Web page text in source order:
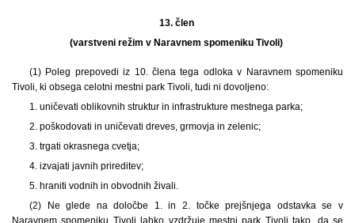
13. člen
(varstveni režim v Naravnem spomeniku Tivoli)
(1) Poleg prepovedi iz 10. člena tega odloka v Naravnem spomeniku
Tivoli, ki obsega celotni mestni park Tivoli, tudi ni dovoljeno:
1. uničevati oblikovnih struktur in infrastrukture mestnega parka;
2. poškodovati in uničevati dreves, grmovja in zelenic;
3. trgati okrasnega cvetja;
4. izvajati javnih prireditev;
5. hraniti vodnih in obvodnih živali.
(2) Ne glede na določbe 1. in 2. točke prejšnjega odstavka se v
Naravnem spomeniku Tivoli lahko vzdržuje mestni park Tivoli tako, da se